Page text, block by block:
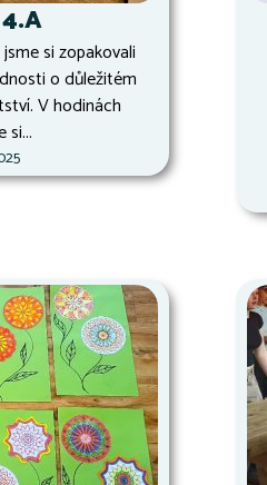
si zopakovali
o důležitém
V hodinách
si...